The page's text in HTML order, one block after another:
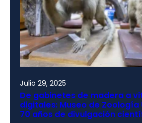
Julio 29, 2025
De gabinetes de madera a
digitales: Museo de Zoología
70 años de divulgación